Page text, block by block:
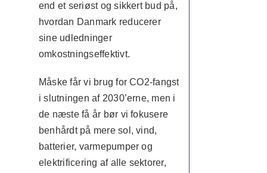
end et seriøst og sikkert bud på,
hvordan Danmark reducerer
sine udledninger
omkostningseffektivt.
Måske får vi brug for CO2-fangst
i slutningen af 2030’erne, men i
de næste få år bør vi fokusere
benhårdt på mere sol, vind,
batterier, varmepumper og
elektrificering af alle sektorer,